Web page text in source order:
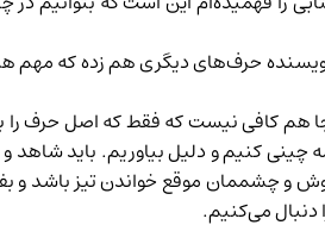
حرف‌های دیگری هم زده که مهم
هم کافی نیست که فقط که اصل
کنیم و دلیل بیاوریم. باید شاهد و
چشممان موقع خواندن تیز باشد و
دنبال می‌کنیم.